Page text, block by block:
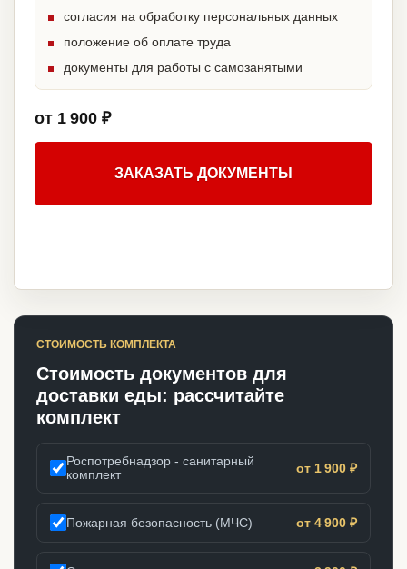
согласия на обработку персональных данных
положение об оплате труда
документы для работы с самозанятыми
от 1 900 ₽
ЗАКАЗАТЬ ДОКУМЕНТЫ
СТОИМОСТЬ КОМПЛЕКТА
Стоимость документов для
доставки еды: рассчитайте
комплект
Роспотребнадзор - санитарный
комплект
от 1 900 ₽
Пожарная безопасность (МЧС) от 4 900 ₽